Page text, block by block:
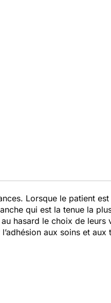
Lorsque le patient
qui est la tenue la
hasard le choix de leurs
aux soins et aux